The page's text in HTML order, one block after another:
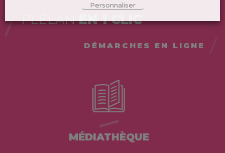
PLÉLANEN 1 CLIC
DÉMARCHES EN LIGNE
MÉDIATHÈQUE
Personnaliser